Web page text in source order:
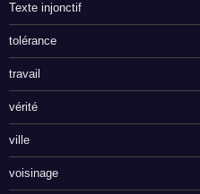
Texte injonctif
tolérance
travail
vérité
ville
voisinage